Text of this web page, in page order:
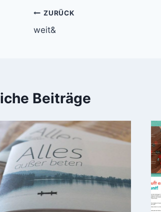
Beitragsnavigation
ZURÜCK
weit&
Beiträge